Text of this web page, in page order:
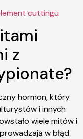
cuttingu
z
hormon, który
i innych
wiele mitów i
w błąd